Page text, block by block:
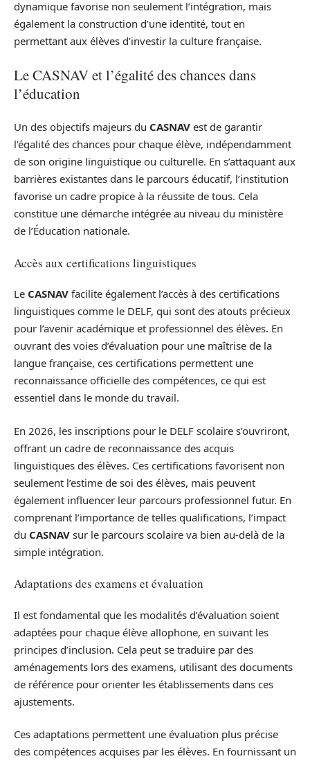
dynamique favorise non seulement l’intégration, mais
également la construction d’une identité, tout en
permettant aux élèves d’investir la culture française.
Le CASNAV et l’égalité des chances dans
l’éducation
Un des objectifs majeurs du CASNAV est de garantir
l’égalité des chances pour chaque élève, indépendamment
de son origine linguistique ou culturelle. En s’attaquant aux
barrières existantes dans le parcours éducatif, l’institution
favorise un cadre propice à la réussite de tous. Cela
constitue une démarche intégrée au niveau du ministère
de l’Éducation nationale.
Accès aux certifications linguistiques
Le CASNAV facilite également l’accès à des certifications
linguistiques comme le DELF, qui sont des atouts précieux
pour l’avenir académique et professionnel des élèves. En
ouvrant des voies d’évaluation pour une maîtrise de la
langue française, ces certifications permettent une
reconnaissance officielle des compétences, ce qui est
essentiel dans le monde du travail.
En 2026, les inscriptions pour le DELF scolaire s’ouvriront,
offrant un cadre de reconnaissance des acquis
linguistiques des élèves. Ces certifications favorisent non
seulement l’estime de soi des élèves, mais peuvent
également influencer leur parcours professionnel futur. En
comprenant l’importance de telles qualifications, l’impact
du CASNAV sur le parcours scolaire va bien au-delà de la
simple intégration.
Adaptations des examens et évaluation
Il est fondamental que les modalités d’évaluation soient
adaptées pour chaque élève allophone, en suivant les
principes d’inclusion. Cela peut se traduire par des
aménagements lors des examens, utilisant des documents
de référence pour orienter les établissements dans ces
ajustements.
Ces adaptations permettent une évaluation plus précise
des compétences acquises par les élèves. En fournissant un